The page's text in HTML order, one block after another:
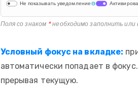
Не показывать уведомление
Поля со знаком *необходимо заполнить
Условный фокус на вкладке:
автоматически попадает в
прерывая текущую.